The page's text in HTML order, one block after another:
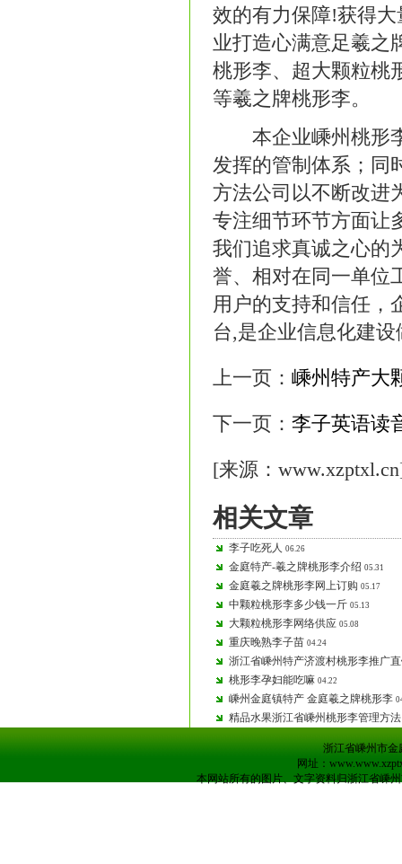
效的有力保障!获得
业打造心满意足羲之
桃形李、超大颗粒桃
等羲之牌桃形李。
本企业嵊州桃形李
发挥的管制体系；同
方法公司以不断改
专注细节环节方面让
我们追求真诚之心的
誉、相对在同一单位
用户的支持和信任，
台,是企业信息化建
上一页： 嵊州特产大
下一页： 李子英语读
[来源：
相关文章
李子吃死人 06.26
金庭特产-羲之牌桃形李介绍 05.31
金庭羲之牌桃形李网上订购 05.17
中颗粒桃形李多少钱一斤 05.13
大颗粒桃形李网络供应 05.08
重庆晚熟李子苗 04.24
浙江省嵊州特产济渡村桃形李推广
桃形李孕妇能吃嘛 04.22
嵊州金庭镇特产 金庭羲之牌桃形李
精品水果浙江省嵊州桃形李管理方法
浙江省嵊州市金
网址：
本网站所有的图片、文字资料归浙江省嵊